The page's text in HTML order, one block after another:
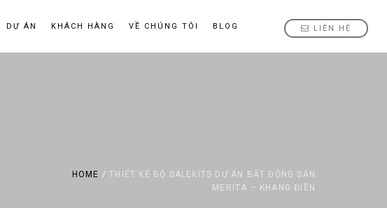
DỰ ÁN KHÁCH HÀNG VỀ CHÚNG TÔI BLOG LIÊN HỆ
HOME /THIẾT KẾ BỘ SALEKITS DỰ ÁN BẤT ĐỘNG SẢN
MERITA – KHANG ĐIỀN